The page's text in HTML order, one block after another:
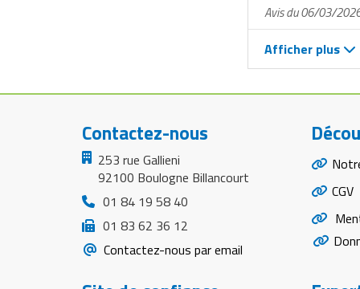
Avis du 06/03/
Afficher plus
Contactez-nous
253 rue Gallieni
92100 Boulogne Billancourt
01 84 19 58 40
01 83 62 36 12
Contactez-nous par email
CGV